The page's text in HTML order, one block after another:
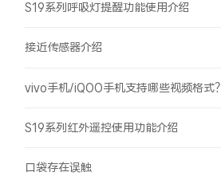
S19系列呼吸灯提醒功能使用介绍
接近传感器介绍
vivo手机/iQOO手机支持哪些视频格式？
S19系列红外遥控使用功能介绍
口袋存在误触